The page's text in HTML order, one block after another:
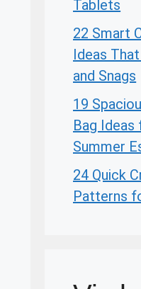
Tablets
22 Smart
Ideas
and Snags
19
Bag
Summer
24 Quick
Patterns